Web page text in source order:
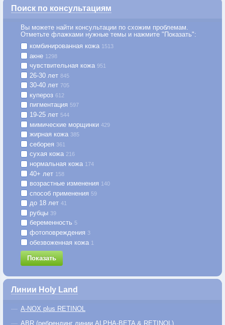
Поиск по консультациям
Вы можете найти консультации по схожим проблемам.
Отметьте флажками нужные темы и нажмите "Показать":
комбинированная кожа 1513
акне 1298
чувствительная кожа 951
26-30 лет 845
30-40 лет 705
купероз 612
пигментация 597
19-25 лет 544
мимические морщинки 429
жирная кожа 385
себорея 361
сухая кожа 216
нормальная кожа 174
40+ лет 158
возрастные изменения 140
способ применения 59
до 18 лет 41
рубцы 39
беременность 5
фотоповреждения 3
обезвоженная кожа 1
Показать
Линии Holy Land
A-NOX plus RETINOL
ABR (ребрендинг линии ALPHA-BETA & RETINOL)